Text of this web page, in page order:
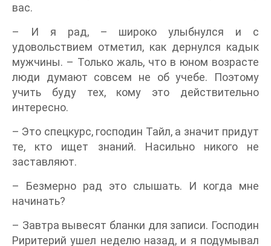
вас.
– И я рад, – широко улыбнулся и с
удовольствием отметил, как дернулся кадык
мужчины. – Только жаль, что в юном возрасте
люди думают совсем не об учебе. Поэтому
учить буду тех, кому это действительно
интересно.
– Это спецкурс, господин Тайл, а значит придут
те, кто ищет знаний. Насильно никого не
заставляют.
– Безмерно рад это слышать. И когда мне
начинать?
– Завтра вывесят бланки для записи. Господин
Риритерий ушел неделю назад, и я подумывал